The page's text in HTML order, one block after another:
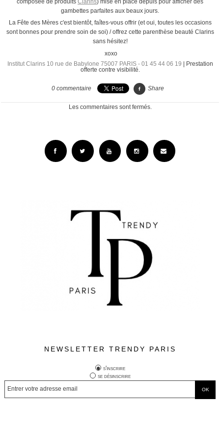
gambettes parfaites aux beaux jours.
La Fête des Mères c'est bientôt, faîtes-vous offrir (et oui, toutes les occasions
sont bonnes pour prendre soin de soi) / offrez cette parenthèse beauté Clarins
sans hésitez!
xoxo
Institut Clarins 10 rue de Babylone 75007 PARIS - 01 45 44 06 19 | Prestation
offerte contre visibilité.
0 commentaire Share
Les commentaires sont fermés.
NEWSLETTER TRENDY PARIS
s'inscrire
se désinscrire